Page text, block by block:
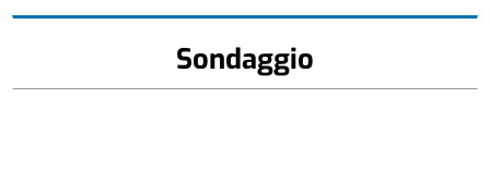
Sondaggio